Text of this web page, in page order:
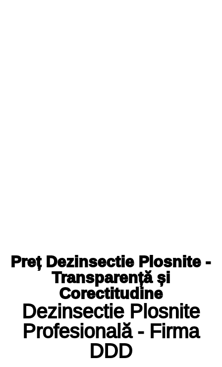
Preț Dezinsectie Plosnite -
Transparență și
Corectitudine
Dezinsectie Plosnite
Profesională - Firma
DDD